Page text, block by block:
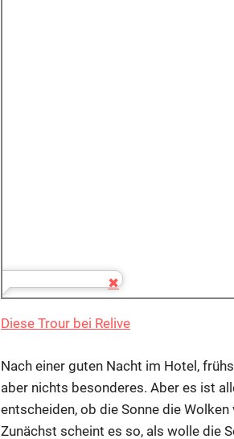
Diese Trour bei Relive
Nach einer guten Nacht im Hotel,
aber nichts besonderes. Aber es ist
entscheiden, ob die Sonne die
Zunächst scheint es so, als wolle die